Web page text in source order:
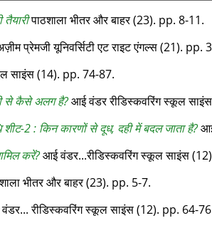
पाठशाला भीतर और बाहर (23). pp. 8-11.
प्रेमजी यूनिवर्सिटी एट राइट एंगल्‍स (21). pp.
साइंस (14). pp. 74-87.
से कैसे अलग है?आई वंडर रीडिस्‍कवरिंग स्‍कूल
2 : किन कारणों से दूध, दही में बदल जाता है?
करें?आई वंडर...रीडिस्‍कवरिंग स्‍कूल साइंस
भीतर और बाहर (23). pp. 5-7.
रीडिस्‍कवरिंग स्‍कूल साइंस (12). pp. 64-